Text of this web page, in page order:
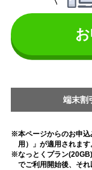
端末割
本ページからのお申
用）」が適用されます
なっとくプラン
でご利用開始後、それ